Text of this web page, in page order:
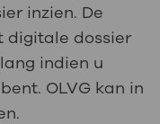
inzien. De
digitale dossier
indien u
OLVG kan in